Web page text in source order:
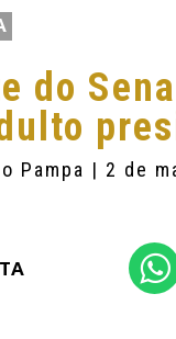
do
Pampa | 2 de